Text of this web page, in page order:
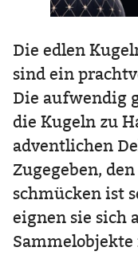
Die edlen
sind ein
Die aufwendig
die Kugeln zu
adventlichen
Zugegeben,
schmücken ist
eignen sie sich